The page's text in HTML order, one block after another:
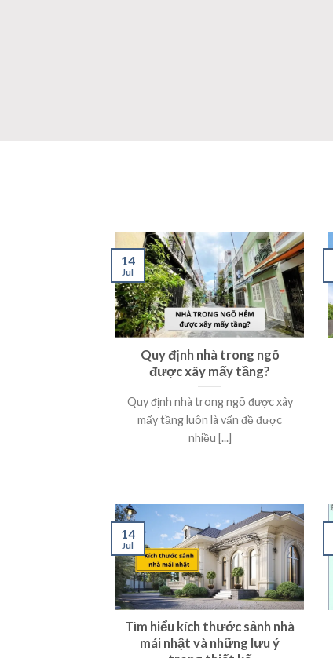
Quy định nhà trong ngõ
được xây mấy tầng?
Quy định nhà trong ngõ được xây
mấy tầng luôn là vấn đề được
nhiều [...]
14
Jul
Tìm hiểu kích thước sảnh nhà
mái nhật và những lưu ý
14
Jul